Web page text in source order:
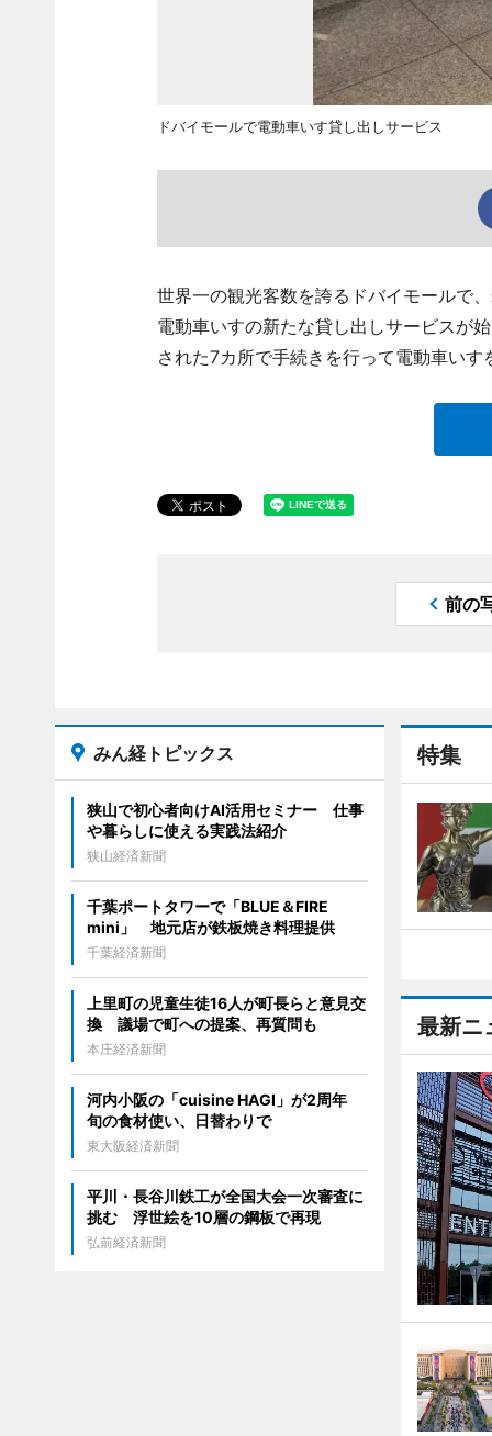
ドバイモールで電動車いす貸し出しサービス
世界一の観光客数を誇るドバイモールで
電動車いすの新たな貸し出しサービスが
された7カ所で手続きを行って電動車いす
前の
特集
最新ニ
みん経トピックス
狭山で初心者向けAI活用セミナー 仕事
や暮らしに使える実践法紹介
狭山経済新聞
千葉ポートタワーで「BLUE＆FIRE
mini」 地元店が鉄板焼き料理提供
千葉経済新聞
上里町の児童生徒16人が町長らと意見交
換 議場で町への提案、再質問も
本庄経済新聞
河内小阪の「cuisine HAGI」が2周年
旬の食材使い、日替わりで
東大阪経済新聞
平川・長谷川鉄工が全国大会一次審査に
挑む 浮世絵を10層の鋼板で再現
弘前経済新聞